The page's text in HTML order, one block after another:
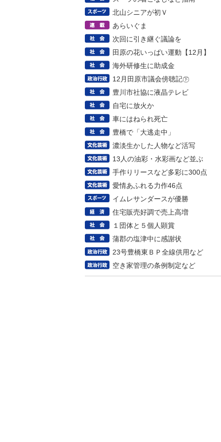
北山シニアが初Ｖ
あらいぐま
次回に引き継ぐ議論を
田原の花いっぱい運動【12月】
海外研修生に助成金
12月田原市議会傍聴記㊦
豊川市社協に液晶テレビ
自宅に放火か
車にはねられ死亡
豊橋で「大逃走中」
濃淡生かした人物など活写
13人の油彩・水彩画など並ぶ
手作りリースなど多彩に300点
愛情あふれる力作46点
イムレサンダースが優勝
住宅販売好調で売上高増
１団体と５個人顕賞
蒲郡の塩津中に感謝状
23号豊橋東ＢＰ全線供用など
空き家管理の条例制定など